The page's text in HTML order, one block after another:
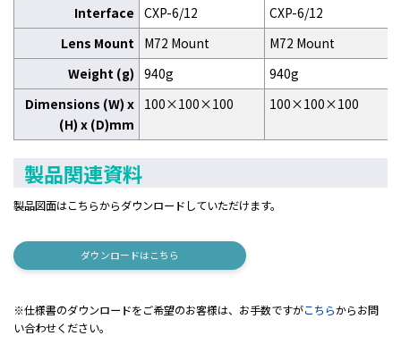
Interface CXP-6/12
CXP-6/12
Lens Mount M72 Mount
M72 Mount
Weight (g) 940g
940g
Dimensions (W) x
(H) x (D)mm
100×100×100 100×100×100
製品関連資料
製品図面はこちらからダウンロードしていただけます。
ダウンロードはこちら
※仕様書のダウンロードをご希望のお客様は、お手数ですがこちらからお問
い合わせください。